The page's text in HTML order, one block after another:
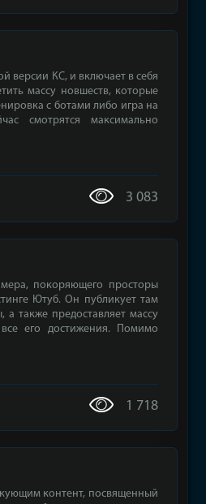
версии КС, и включает в себя
массу новшеств, которые
с ботами либо игра на
смотрятся максимально
3 083
покоряющего просторы
Ютуб. Он публикует там
также предоставляет массу
его достижения. Помимо
1 718
контент, посвященный